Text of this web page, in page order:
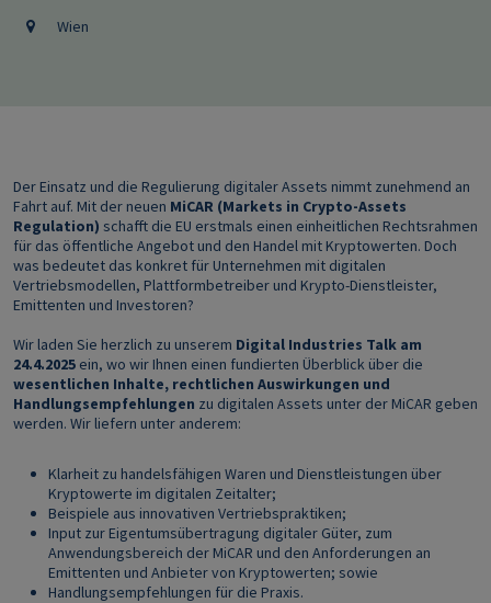
Wien
Der Einsatz und die Regulierung digitaler Assets nimmt zunehmend an
Fahrt auf. Mit der neuen MiCAR (Markets in Crypto-Assets
Regulation) schafft die EU erstmals einen einheitlichen Rechtsrahmen
für das öffentliche Angebot und den Handel mit Kryptowerten. Doch
was bedeutet das konkret für Unternehmen mit digitalen
Vertriebsmodellen, Plattformbetreiber und Krypto-Dienstleister,
Emittenten und Investoren?
Wir laden Sie herzlich zu unserem Digital Industries Talk am
24.4.2025 ein, wo wir Ihnen einen fundierten Überblick über die
wesentlichen Inhalte, rechtlichen Auswirkungen und
Handlungsempfehlungen zu digitalen Assets unter der MiCAR geben
werden. Wir liefern unter anderem:
Klarheit zu handelsfähigen Waren und Dienstleistungen über
Kryptowerte im digitalen Zeitalter;
Beispiele aus innovativen Vertriebspraktiken;
Input zur Eigentumsübertragung digitaler Güter, zum
Anwendungsbereich der MiCAR und den Anforderungen an
Emittenten und Anbieter von Kryptowerten; sowie
Handlungsempfehlungen für die Praxis.